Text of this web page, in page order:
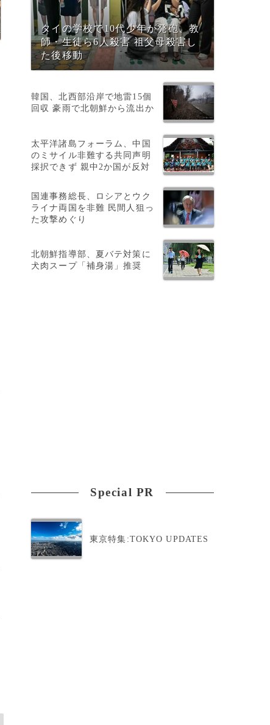
タイの学校で10代少年が発砲、教
師・生徒ら6人殺害 祖父母殺害し
た後移動
韓国、北西部沿岸で地雷15個
回収 豪雨で北朝鮮から流出か
太平洋諸島フォーラム、中国
のミサイル非難する共同声明
採択できず 親中2か国が反対
国連事務総長、ロシアとウク
ライナ両国を非難 民間人狙っ
た攻撃めぐり
北朝鮮指導部、夏バテ対策に
犬肉スープ「補身湯」推奨
Special PR
東京特集:TOKYO UPDATES